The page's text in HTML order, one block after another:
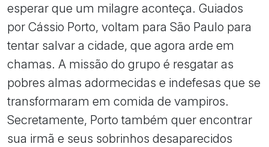
esperar que um milagre aconteça. Guiados
por Cássio Porto, voltam para São Paulo para
tentar salvar a cidade, que agora arde em
chamas. A missão do grupo é resgatar as
pobres almas adormecidas e indefesas que se
transformaram em comida de vampiros.
Secretamente, Porto também quer encontrar
sua irmã e seus sobrinhos desaparecidos